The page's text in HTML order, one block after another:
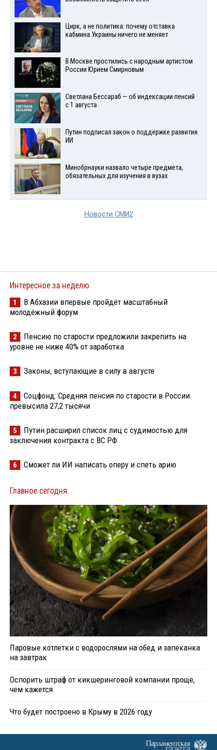
Цирк, а не политика: почему отставка
кабмина Украины ничего не меняет
В Москве простились с народным артистом
России Юрием Смирновым
Светлана Бессараб — об индексации пенсий
с 1 августа
Путин подписал закон о поддержке развития
ИИ
Минобрнауки назвало четыре предмета,
обязательных для изучения в вузах
Новости СМИ2
Интересное за неделю
1
В Абхазии впервые пройдёт масштабный
молодёжный форум
2
Пенсию по старости предложили закрепить на
уровне не ниже 40% от заработка
3 Законы, вступающие в силу в августе
4
Соцфонд: Средняя пенсия по старости в России
превысила 27,2 тысячи
5
Путин расширил список лиц с судимостью для
заключения контракта с ВС РФ
6 Сможет ли ИИ написать оперу и спеть арию
Главное сегодня
Паровые котлетки с водорослями на обед и запеканка
на завтрак
Оспорить штраф от кикшеринговой компании проще,
чем кажется
Что будет построено в Крыму в 2026 году